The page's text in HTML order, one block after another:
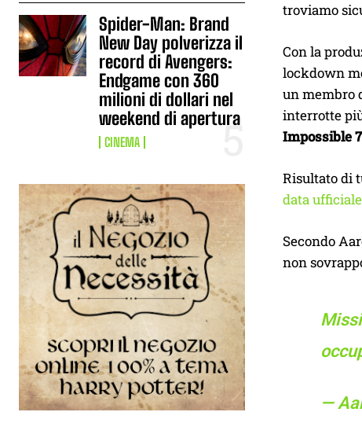
Spider-Man: Brand
New Day polverizza il
record di Avengers:
Endgame con 360
milioni di dollari nel
weekend di apertura
CINEMA
troviamo
Con la
lockdown
un membro
interrotte
Impossible 7
Risultato di
data ufficiale
Secondo
non
—